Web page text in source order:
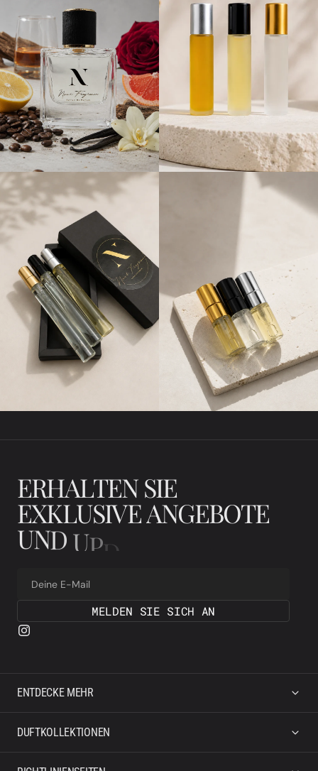
ERHALTENSIE
EXKLUSIVEANGEBOTE
UNDUPD
Deine E-Mail
MELDEN SIE SICH AN
ENTDECKE MEHR
DUFTKOLLEKTIONEN